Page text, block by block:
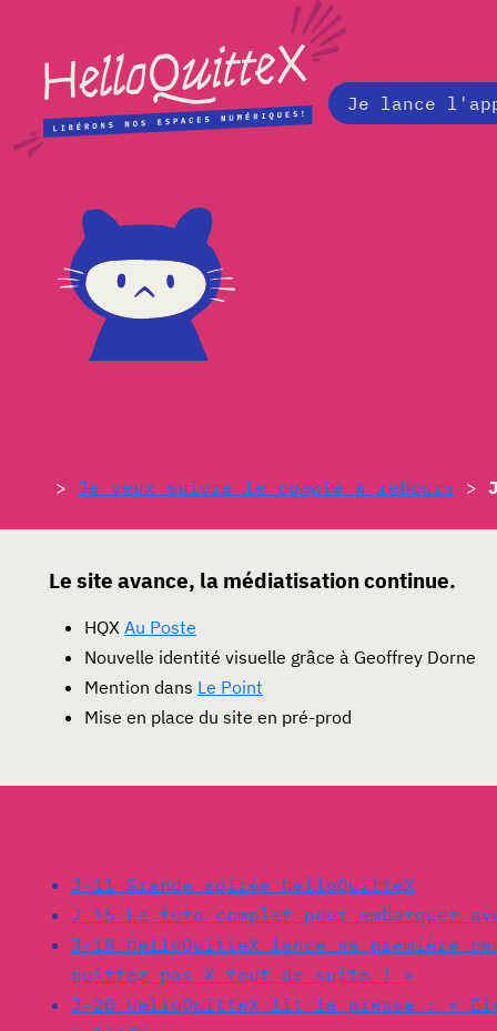
Je lance
> Je veux suivre le compte à rebours >
Le site avance, la médiatisation continue.
HQX Au Poste
Nouvelle identité visuelle grâce à Geoffrey Dorne
Mention dans Le Point
Mise en place du site en pré-prod
J-11 Grande soirée HelloQuitteX
J-15 Le tuto complet pour embarquer
J-18 HelloQuitteX lance sa première
quittez pas X tout de suite ! »
J-20 HelloQuitteX lit la presse : «